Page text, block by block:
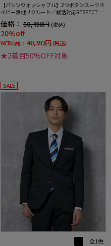
【パンツウォッシャブル】2つボタンスーツネ
イビー無地リクルート／就活対応RESPECTNE
価格： 50,490円 (税込)
20%off
WEB価格： 40,392円 (税込)
★2着目50%OFF対象
SALE
全1色